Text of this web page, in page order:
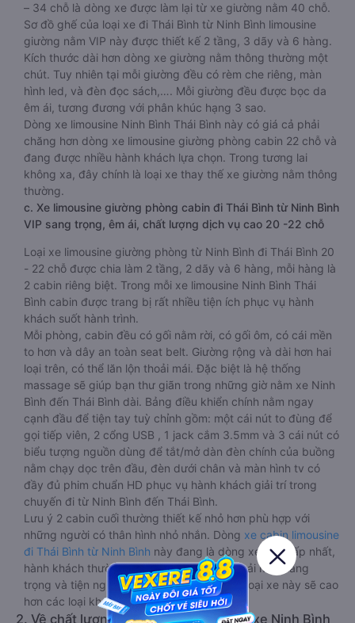
– 34 chỗ là dòng xe được làm lại từ xe giường nằm 40 chỗ.
Sơ đồ ghế của loại xe đi Thái Bình từ Ninh Bình limousine
giường nằm VIP này được thiết kế 2 tầng, 3 dãy và 6 hàng.
Kích thước dài hơn dòng xe giường nằm thông thường một
chút. Tuy nhiên tại mỗi giường đều có rèm che riêng, màn
hình led, và đèn đọc sách,…. Mỗi giường đều được bọc da
êm ái, tương đương với phân khúc hạng 3 sao.
Dòng xe limousine Ninh Bình Thái Bình này có giá cả phải
chăng hơn dòng xe limousine giường phòng cabin 22 chỗ và
đang được nhiều hành khách lựa chọn. Trong tương lai
không xa, đây chính là loại xe thay thế xe giường nằm thông
thường.
c. Xe limousine giường phòng cabin đi Thái Bình từ Ninh Bình
VIP sang trọng, êm ái, chất lượng dịch vụ cao 20 -22 chỗ
Loại xe limousine giường phòng từ Ninh Bình đi Thái Bình 20
- 22 chỗ được chia làm 2 tầng, 2 dãy và 6 hàng, mỗi hàng là
2 cabin riêng biệt. Trong mỗi xe limousine Ninh Bình Thái
Bình cabin được trang bị rất nhiều tiện ích phục vụ hành
khách suốt hành trình.
Mỗi phòng, cabin đều có gối nằm rời, có gối ôm, có cái mền
to hơn và dây an toàn seat belt. Giường rộng và dài hơn hai
loại trên, có thể lăn lộn thoải mái. Đặc biệt là hệ thống
massage sẽ giúp bạn thư giãn trong những giờ nằm xe Ninh
Bình đến Thái Bình dài. Bảng điều khiển chính nằm ngay
cạnh đầu để tiện tay tuỳ chỉnh gồm: một cái nút to đùng để
gọi tiếp viên, 2 cổng USB , 1 jack cắm 3.5mm và 3 cái nút có
biểu tượng nguồn dùng để tắt/mở dàn đèn chính của buồng
nằm chạy dọc trên đầu, đèn dưới chân và màn hình tv có
đầy đủ phim chuẩn HD phục vụ hành khách giải trí trong
chuyến đi từ Ninh Bình đến Thái Bình.
Lưu ý 2 cabin cuối thường thiết kế nhỏ hơn phù hợp với
những người có thân hình nhỏ nhắn. Dòng xe cabin limousine
đi Thái Bình từ Ninh Bình này đang là dòng xe cao cấp nhất,
hành khách thường chọn vì sự riêng tư, thoải mái, sang
trọng và tiện nghi. Tất nhiên giá thành của loại xe này sẽ cao
hơn các loại khác.
2. Về chất lượng, review, đánh giá nhà xe Ninh Bình